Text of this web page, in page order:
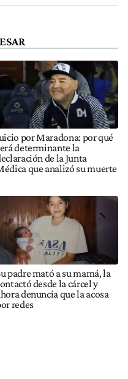
por Maradona: por qué
determinante la
de la Junta
que analizó su muerte
padre mató a su mamá, la
desde la cárcel y
denuncia que la acosa
redes